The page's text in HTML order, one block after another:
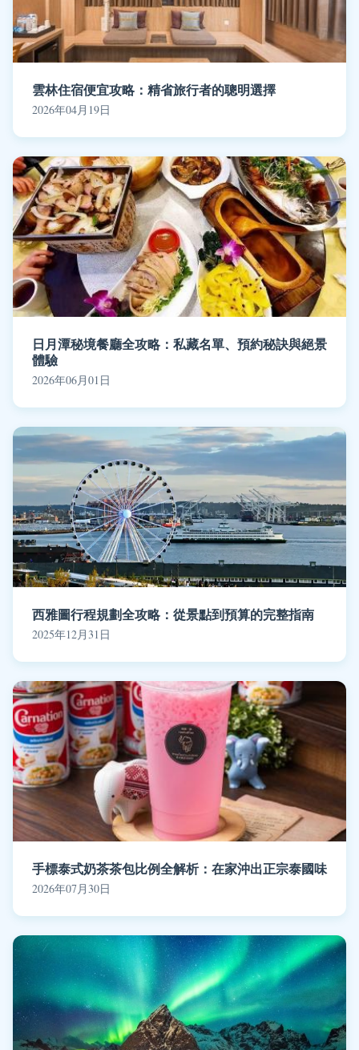
雲林住宿便宜攻略：精省旅行者的聰明選擇
2026年04月19日
日月潭秘境餐廳全攻略：私藏名單、預約秘訣與絕景
體驗
2026年06月01日
西雅圖行程規劃全攻略：從景點到預算的完整指南
2025年12月31日
手標泰式奶茶茶包比例全解析：在家沖出正宗泰國味
2026年07月30日